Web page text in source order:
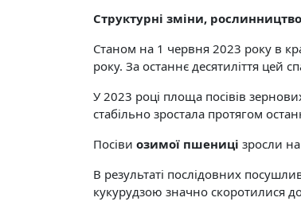
Структурні зміни, рослинництво
Станом на 1 червня 2023 року в
року. За останнє десятиліття цей
У 2023 році площа посівів
стабільно зростала протягом
Посіви озимої пшениці зросли
В результаті послідовних
кукурудзою значно скоротилися